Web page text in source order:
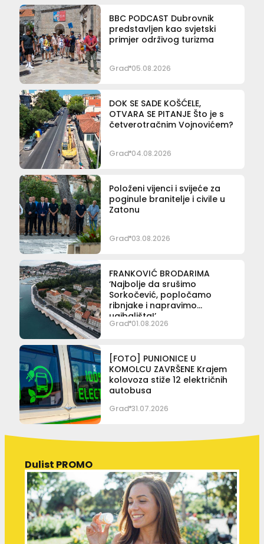
BBC PODCAST Dubrovnik
predstavljen kao svjetski
primjer održivog turizma
Grad 05.08.2026
DOK SE SADE KOŠĆELE,
OTVARA SE PITANJE Što je s
četverotračnim Vojnovićem?
Grad 04.08.2026
Položeni vijenci i svijeće za
poginule branitelje i civile u
Zatonu
Grad 03.08.2026
FRANKOVIĆ BRODARIMA
‘Najbolje da srušimo
Sorkočević, popločamo
ribnjake i napravimo
ugibališta!’
Grad 01.08.2026
[FOTO] PUNIONICE U
KOMOLCU ZAVRŠENE Krajem
kolovoza stiže 12 električnih
autobusa
Grad 31.07.2026
Dulist PROMO